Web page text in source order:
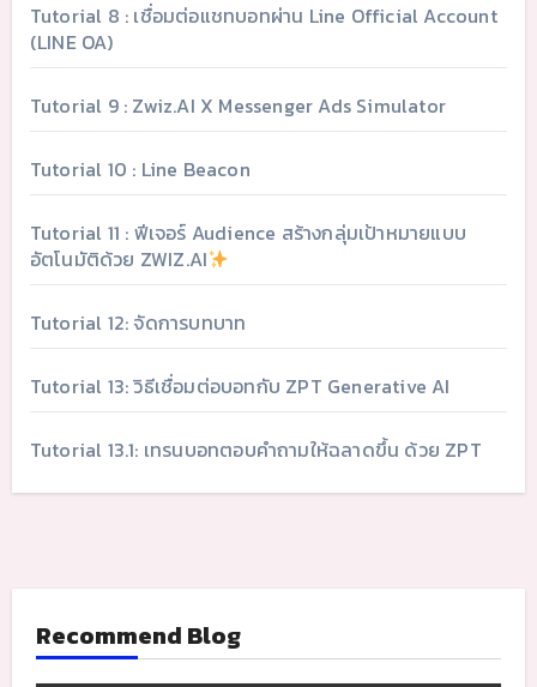
Tutorial 8 : เชื่อมต่อแชทบอทผ่าน Line Official Account
(LINE OA)
Tutorial 9 : Zwiz.AI X Messenger Ads Simulator
Tutorial 10 : Line Beacon
Tutorial 11 : ฟีเจอร์ Audience สร้างกลุ่มเป้าหมายแบบ
อัตโนมัติด้วย ZWIZ.AI
Tutorial 12: จัดการบทบาท
Tutorial 13: วิธีเชื่อมต่อบอทกับ ZPT Generative AI
Tutorial 13.1: เทรนบอทตอบคำถามให้ฉลาดขึ้น ด้วย ZPT
Recommend Blog